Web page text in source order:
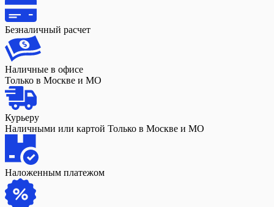
Безналичный расчет
Наличные в офисе
Только в Москве и МО
Курьеру
Наличными или картой Только в Москве и МО
Наложенным платежом